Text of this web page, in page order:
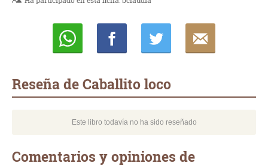
Reseña de Caballito loco
Este libro todavía no ha sido reseñado
Comentarios y opiniones de